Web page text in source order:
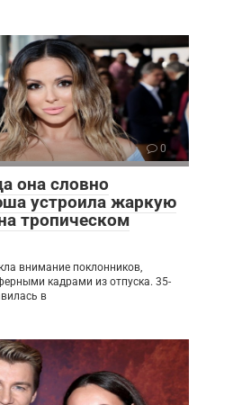
0
она словно
устроила жаркую
тропическом
внимание поклонников,
кадрами из отпуска. 35-
в